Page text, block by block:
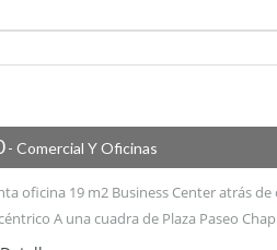
- Comercial Y Oficinas
oficina 19 m2 Business Center atrás
A una cuadra de Plaza Paseo